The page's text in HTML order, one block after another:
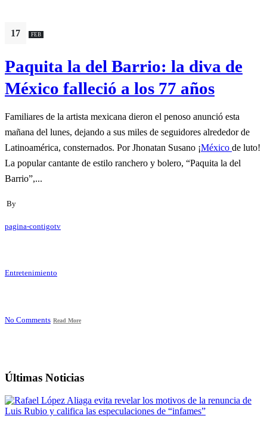
17 FEB
Paquita la del Barrio: la diva de
México falleció a los 77 años
Familiares de la artista mexicana dieron el penoso anunció esta
mañana del lunes, dejando a sus miles de seguidores alrededor de
Latinoamérica, consternados. Por Jhonatan Susano ¡México de luto!
La popular cantante de estilo ranchero y bolero, “Paquita la del
Barrio”,...
By
pagina-contigotv
Entretenimiento
No Comments Read More
Últimas Noticias